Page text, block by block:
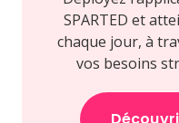
SPARTED et
chaque jour, à
vos besoins